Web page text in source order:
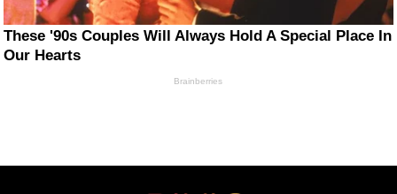
These '90s Couples Will Always Hold A Special Place In
Our Hearts
Brainberries